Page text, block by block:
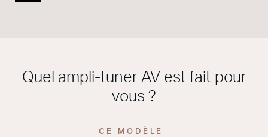
Quel ampli-tuner AV est fait pour
vous ?
CE MODÈLE